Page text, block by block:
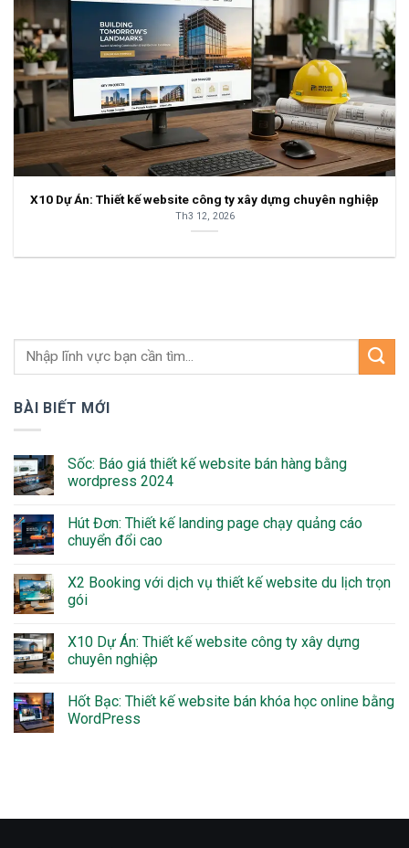
X10 Dự Án: Thiết kế website công ty xây dựng chuyên nghiệp
Th3 12, 2026
BÀI BIẾT MỚI
Sốc: Báo giá thiết kế website bán hàng bằng
wordpress 2024
Hút Đơn: Thiết kế landing page chạy quảng cáo
chuyển đổi cao
X2 Booking với dịch vụ thiết kế website du lịch trọn
gói
X10 Dự Án: Thiết kế website công ty xây dựng
chuyên nghiệp
Hốt Bạc: Thiết kế website bán khóa học online bằng
WordPress